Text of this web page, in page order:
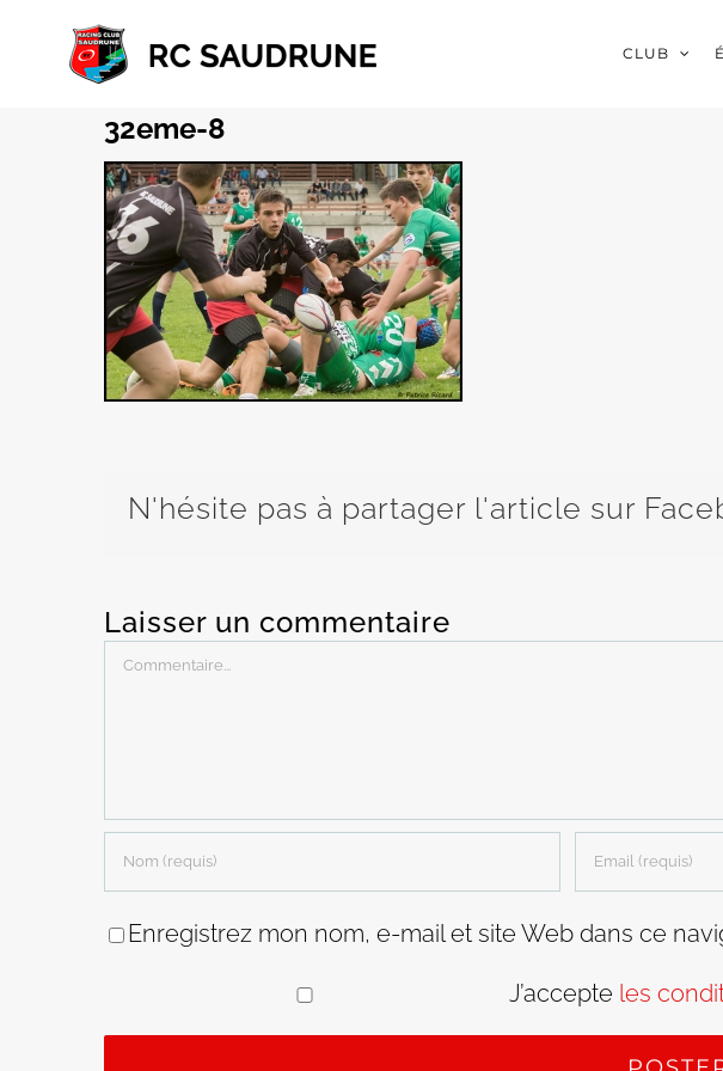
contenu
CLUB
32eme-8
N'hésite pas à partager l'article sur
Laisser un commentaire
Commentaire
Enregistrez mon nom, e-mail et site Web dans ce
J’accepte les